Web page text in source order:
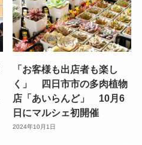
「お客様も出店者も楽し
く」 四日市市の多肉植物
店「あいらんど」 10月6
日にマルシェ初開催
2024年10月1日